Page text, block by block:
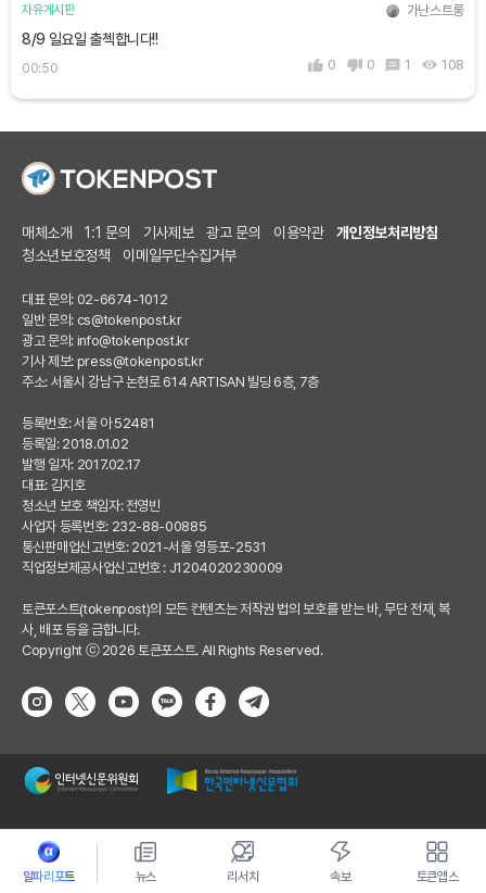
알파리포트 뉴스 리서치 속보 토큰앱스
자유게시판 가난스트롱
8/9 일요일 출첵합니다!!
00:50 0 0 1 108
매체소개 1:1 문의 기사제보 광고 문의 이용약관
개인정보처리방침
청소년보호정책
이메일무단수집거부
대표 문의: 02-6674-1012
일반 문의: cs@tokenpost.kr
광고 문의: info@tokenpost.kr
기사 제보: press@tokenpost.kr
주소: 서울시 강남구 논현로 614 ARTISAN 빌딩 6층, 7층
등록번호: 서울 아 52481
등록일: 2018.01.02
발행 일자: 2017.02.17
대표: 김지호
청소년 보호 책임자: 전영빈
사업자 등록번호: 232-88-00885
통신판매업신고번호: 2021-서울 영등포-2531
직업정보제공사업신고번호 : J1204020230009
토큰포스트(tokenpost)의 모든 컨텐츠는 저작권 법의 보호를 받는 바, 무단 전재, 복
사, 배포 등을 금합니다.
Copyright ⓒ 2026 토큰포스트. All Rights Reserved.